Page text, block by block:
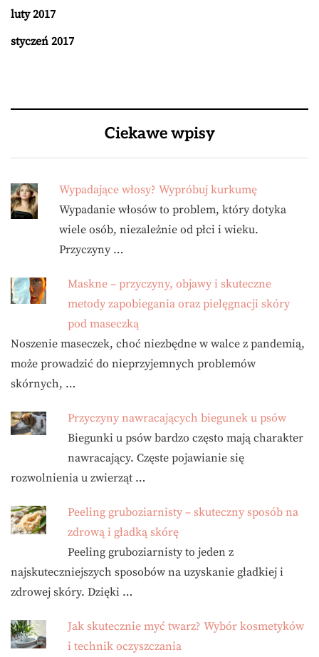
luty 2017
styczeń 2017
Ciekawe wpisy
Wypadające włosy? Wypróbuj kurkumę
Wypadanie włosów to problem, który dotyka
wiele osób, niezależnie od płci i wieku.
Przyczyny …
Maskne – przyczyny, objawy i skuteczne
metody zapobiegania oraz pielęgnacji skóry
pod maseczką
Noszenie maseczek, choć niezbędne w walce z pandemią,
może prowadzić do nieprzyjemnych problemów
skórnych, …
Przyczyny nawracających biegunek u psów
Biegunki u psów bardzo często mają charakter
nawracający. Częste pojawianie się
rozwolnienia u zwierząt …
Peeling gruboziarnisty – skuteczny sposób na
zdrową i gładką skórę
Peeling gruboziarnisty to jeden z
najskuteczniejszych sposobów na uzyskanie gładkiej i
zdrowej skóry. Dzięki …
Jak skutecznie myć twarz? Wybór kosmetyków
i technik oczyszczania